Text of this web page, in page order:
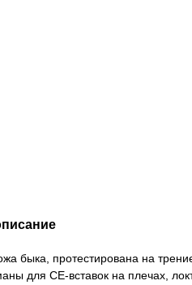
быка, протестирована на
для CE-вставок на плечах,